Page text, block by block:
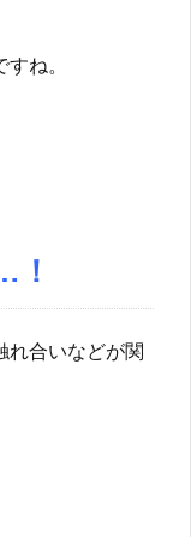
ね。
！
れ合いなどが関